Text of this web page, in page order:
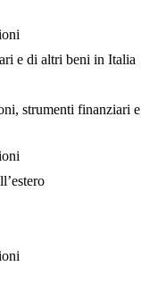
e di altri beni in Italia
strumenti finanziari e